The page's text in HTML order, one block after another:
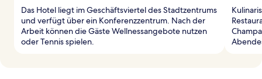
Das Hotel liegt im Geschäftsviertel des Stadtzentrums
und verfügt über ein Konferenzzentrum. Nach der
Arbeit können die Gäste Wellnessangebote nutzen
oder Tennis spielen.